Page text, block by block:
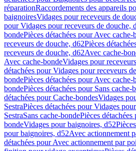
réparationRaccordements des appareils
baignoiresVidages pour receveurs de
pour Vidages pour receveurs de douche,
bondePièces détachées pour Avec cache-
receveurs de douche, d62Pièces
receveurs de douche, d62Avec cache-
Avec cache-bondeVidages pour
détachées pour Vidages pour receveurs
bondePièces détachées pour Avec cache-
bondePièces détachées pour Sans cache-
détachées pour Cache-bondesVidages
SestraPièces détachées pour Vidages
SestraSans cache-bondePièces
bondeVidages pour baignoires, d52
pour baignoires, d52Avec actionnement
détachées pour Avec actionnement par